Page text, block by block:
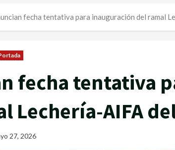
fecha tentativa para inauguración del ramal
fecha tentativa
Lechería-AIFA
27, 2026